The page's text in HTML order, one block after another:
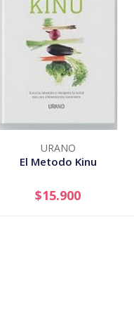
URANO
El Metodo Kinu
+
$15.900